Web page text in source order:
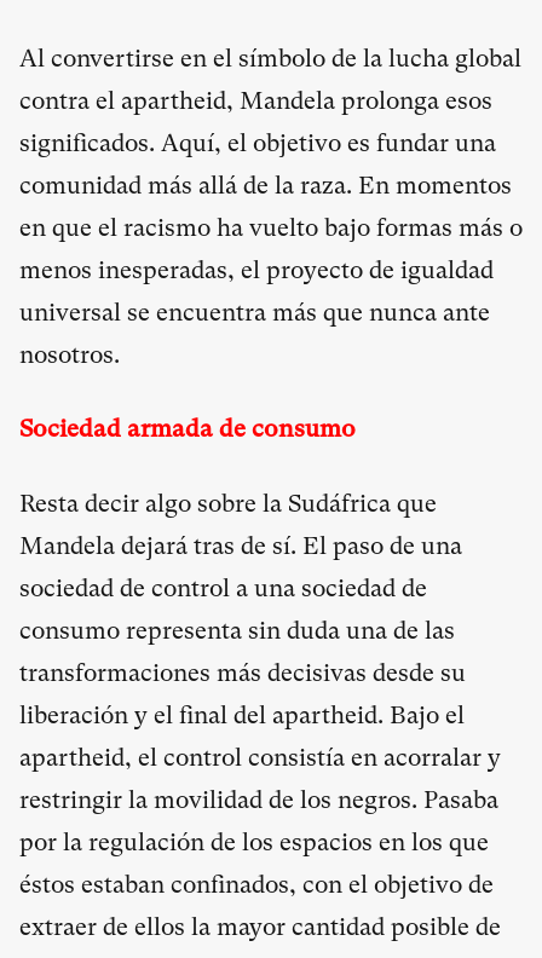
Al convertirse en el símbolo de la lucha global
contra el apartheid, Mandela prolonga esos
significados. Aquí, el objetivo es fundar una
comunidad más allá de la raza. En momentos
en que el racismo ha vuelto bajo formas más o
menos inesperadas, el proyecto de igualdad
universal se encuentra más que nunca ante
nosotros.
Sociedad armada de consumo
Resta decir algo sobre la Sudáfrica que
Mandela dejará tras de sí. El paso de una
sociedad de control a una sociedad de
consumo representa sin duda una de las
transformaciones más decisivas desde su
liberación y el final del apartheid. Bajo el
apartheid, el control consistía en acorralar y
restringir la movilidad de los negros. Pasaba
por la regulación de los espacios en los que
éstos estaban confinados, con el objetivo de
extraer de ellos la mayor cantidad posible de